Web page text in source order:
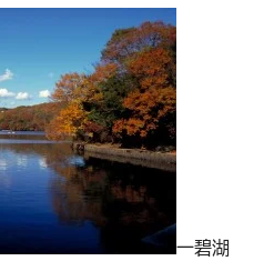
一碧湖